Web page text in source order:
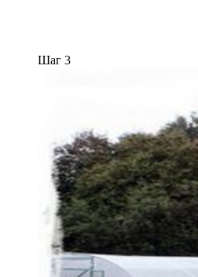
Шаг 3